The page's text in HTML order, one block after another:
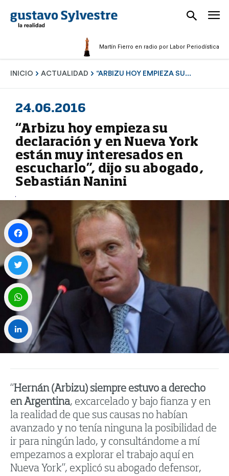
Martín Fierro en radio por Labor Periodística
INICIO ACTUALIDAD “ARBIZU HOY EMPIEZA SU...
24.06.2016
“Arbizu hoy empieza su
declaración y en Nueva York
están muy interesados en
escucharlo”, dijo su abogado,
Sebastián Nanini
“Hernán (Arbizu) siempre estuvo a derecho
en Argentina, excarcelado y bajo fianza y en
la realidad de que sus causas no habían
avanzado y no tenía ninguna la posibilidad de
ir para ningún lado, y consultándome a mí
empezamos a explorar el trabajo aquí en
Nueva York”, explicó su abogado defensor,
Facebook
Twitter
WhatsApp
LinkedIn